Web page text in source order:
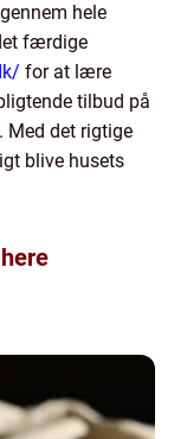
hele
færdige
for at lære
tilbud på
Med det rigtige
blive husets